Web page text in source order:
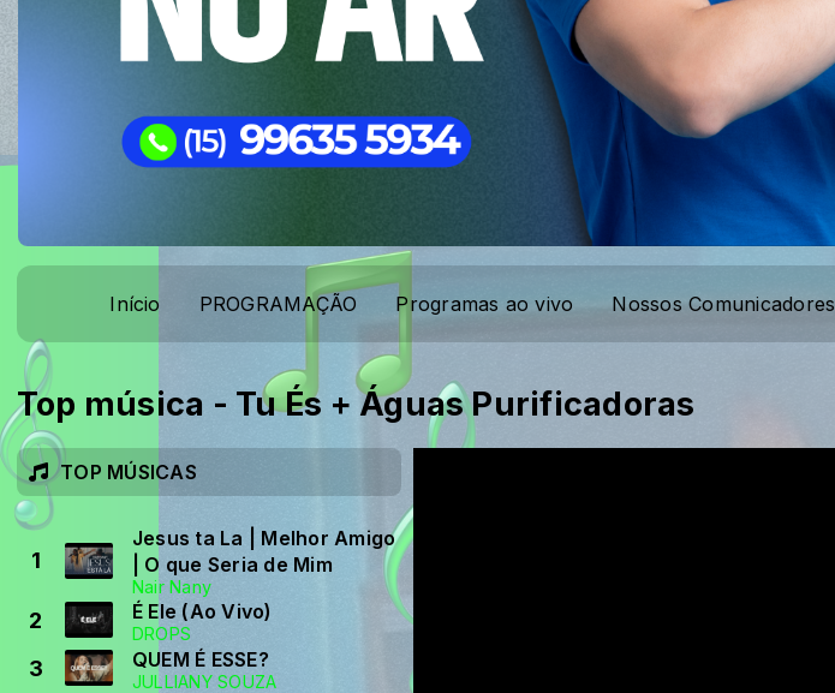
Início PROGRAMAÇÃO Programas ao vivo Nossos Comunicadores
Top música - Tu És + Águas Purificadoras
TOP MÚSICAS
1
Jesus ta La | Melhor Amigo
| O que Seria de Mim
Nair Nany
2 É Ele (Ao Vivo)
DROPS
3 QUEM É ESSE?
JULLIANY SOUZA